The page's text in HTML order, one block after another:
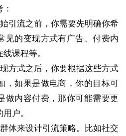
始引流之前，你需要先明确你希
见的变现方式有广告、付费内
课程等。
方式之后，你要根据这些方式
，如果是做电商，你的目标可
做内容付费，那你可能需要更
户。
体来设计引流策略。比如社交